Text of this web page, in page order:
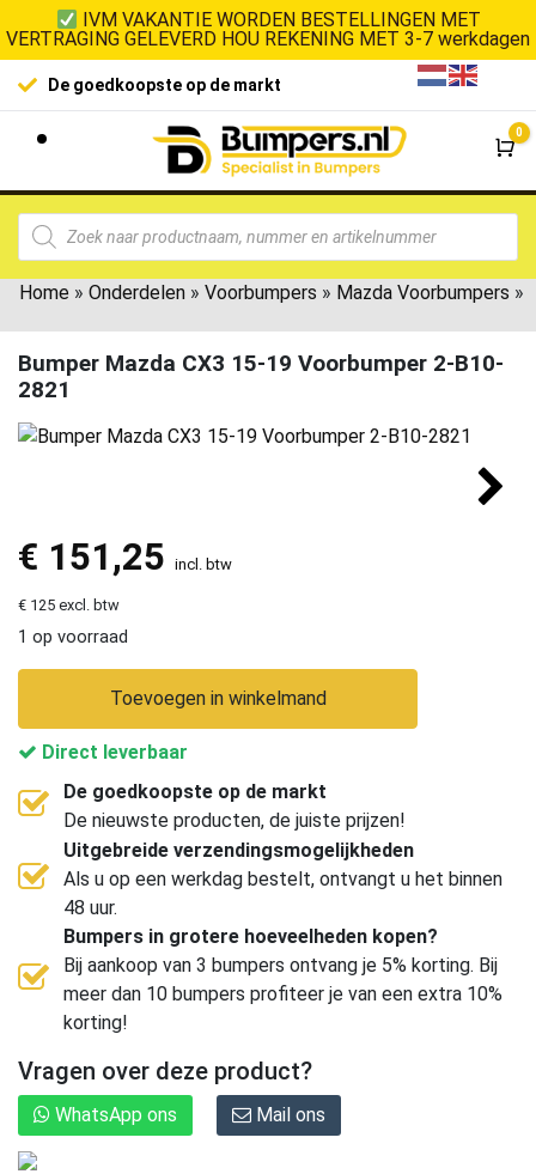
IVM VAKANTIE WORDEN BESTELLINGEN MET
VERTRAGING GELEVERD HOU REKENING MET 3-7 werkdagen
De goedkoopste op de markt
0
Home » Onderdelen » Voorbumpers » Mazda Voorbumpers »
Bumper Mazda CX3 15-19 Voorbumper 2-B10-
2821
€ 151,25 incl. btw
€ 125 excl. btw
1 op voorraad
Toevoegen in winkelmand
Direct leverbaar
De goedkoopste op de markt
De nieuwste producten, de juiste prijzen!
Uitgebreide verzendingsmogelijkheden
Als u op een werkdag bestelt, ontvangt u het binnen
48 uur.
Bumpers in grotere hoeveelheden kopen?
Bij aankoop van 3 bumpers ontvang je 5% korting. Bij
meer dan 10 bumpers profiteer je van een extra 10%
korting!
Vragen over deze product?
WhatsApp ons Mail ons